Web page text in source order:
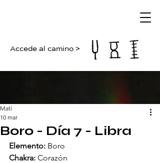
Accede al camino >
Boro - Día 7 - Libra
Mati
10 mar
Elemento: Boro
Chakra: Corazón